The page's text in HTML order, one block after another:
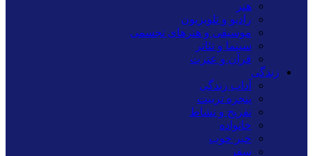
هنر
رادیو و تلویزیون
موسیقی و هنرهای تجسمی
سینما و تئاتر
قرآن و عترت
زندگی
آداب زندگی
پنجره تربیت
تفریح و نشاط
خانواده
خبر خوب
سفر